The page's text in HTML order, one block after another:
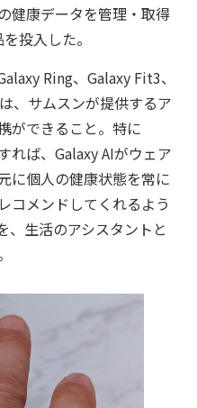
健康データを管理・取得
投入した。
Ring、Galaxy Fit3、
、サムスンが提供するア
ができること。特に
れば、Galaxy AIがウェア
に個人の健康状態を常に
コメンドしてくれるよう
、生活のアシスタントと